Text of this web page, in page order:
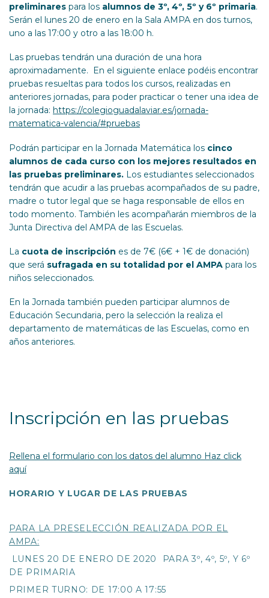
preliminares para los alumnos de 3º, 4º, 5º y 6º primaria.
Serán el lunes 20 de enero en la Sala AMPA en dos turnos,
uno a las 17:00 y otro a las 18:00 h.
Las pruebas tendrán una duración de una hora
aproximadamente. En el siguiente enlace podéis encontrar
pruebas resueltas para todos los cursos, realizadas en
anteriores jornadas, para poder practicar o tener una idea de
la jornada: https://colegioguadalaviar.es/jornada-
matematica-valencia/#pruebas
Podrán participar en la Jornada Matemática los cinco
alumnos de cada curso con los mejores resultados en
las pruebas preliminares. Los estudiantes seleccionados
tendrán que acudir a las pruebas acompañados de su padre,
madre o tutor legal que se haga responsable de ellos en
todo momento. También les acompañarán miembros de la
Junta Directiva del AMPA de las Escuelas.
La cuota de inscripción es de 7€ (6€ + 1€ de donación)
que será sufragada en su totalidad por el AMPA para los
niños seleccionados.
En la Jornada también pueden participar alumnos de
Educación Secundaria, pero la selección la realiza el
departamento de matemáticas de las Escuelas, como en
años anteriores.
Inscripción en las pruebas
Rellena el formulario con los datos del alumno Haz click
aquí
HORARIO Y LUGAR DE LAS PRUEBAS
PARA LA PRESELECCIÓN REALIZADA POR EL
AMPA:
LUNES 20 DE ENERO DE 2020 PARA 3º, 4º, 5º, Y 6º
DE PRIMARIA
PRIMER TURNO: DE 17:00 A 17:55